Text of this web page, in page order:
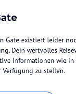
Gate existiert leider
Dein wertvolles
Informationen wie in
zu stellen.